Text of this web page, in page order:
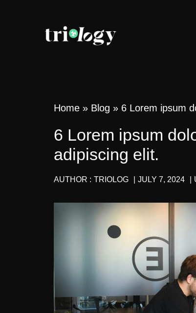
Home » Blog » 6 Lorem ipsum
6 Lorem ipsum
adipiscing elit.
AUTHOR : TRIOLOG JULY 7, 2024